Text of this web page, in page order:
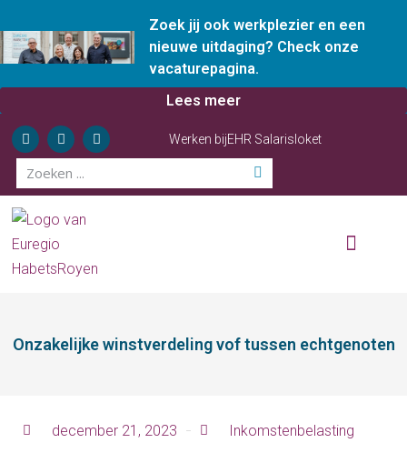
Zoek jij ook werkplezier en een
nieuwe uitdaging? Check onze
vacaturepagina.
Lees meer
Werken bijEHR Salarisloket
Onzakelijke winstverdeling vof tussen echtgenoten
december 21, 2023 Inkomstenbelasting